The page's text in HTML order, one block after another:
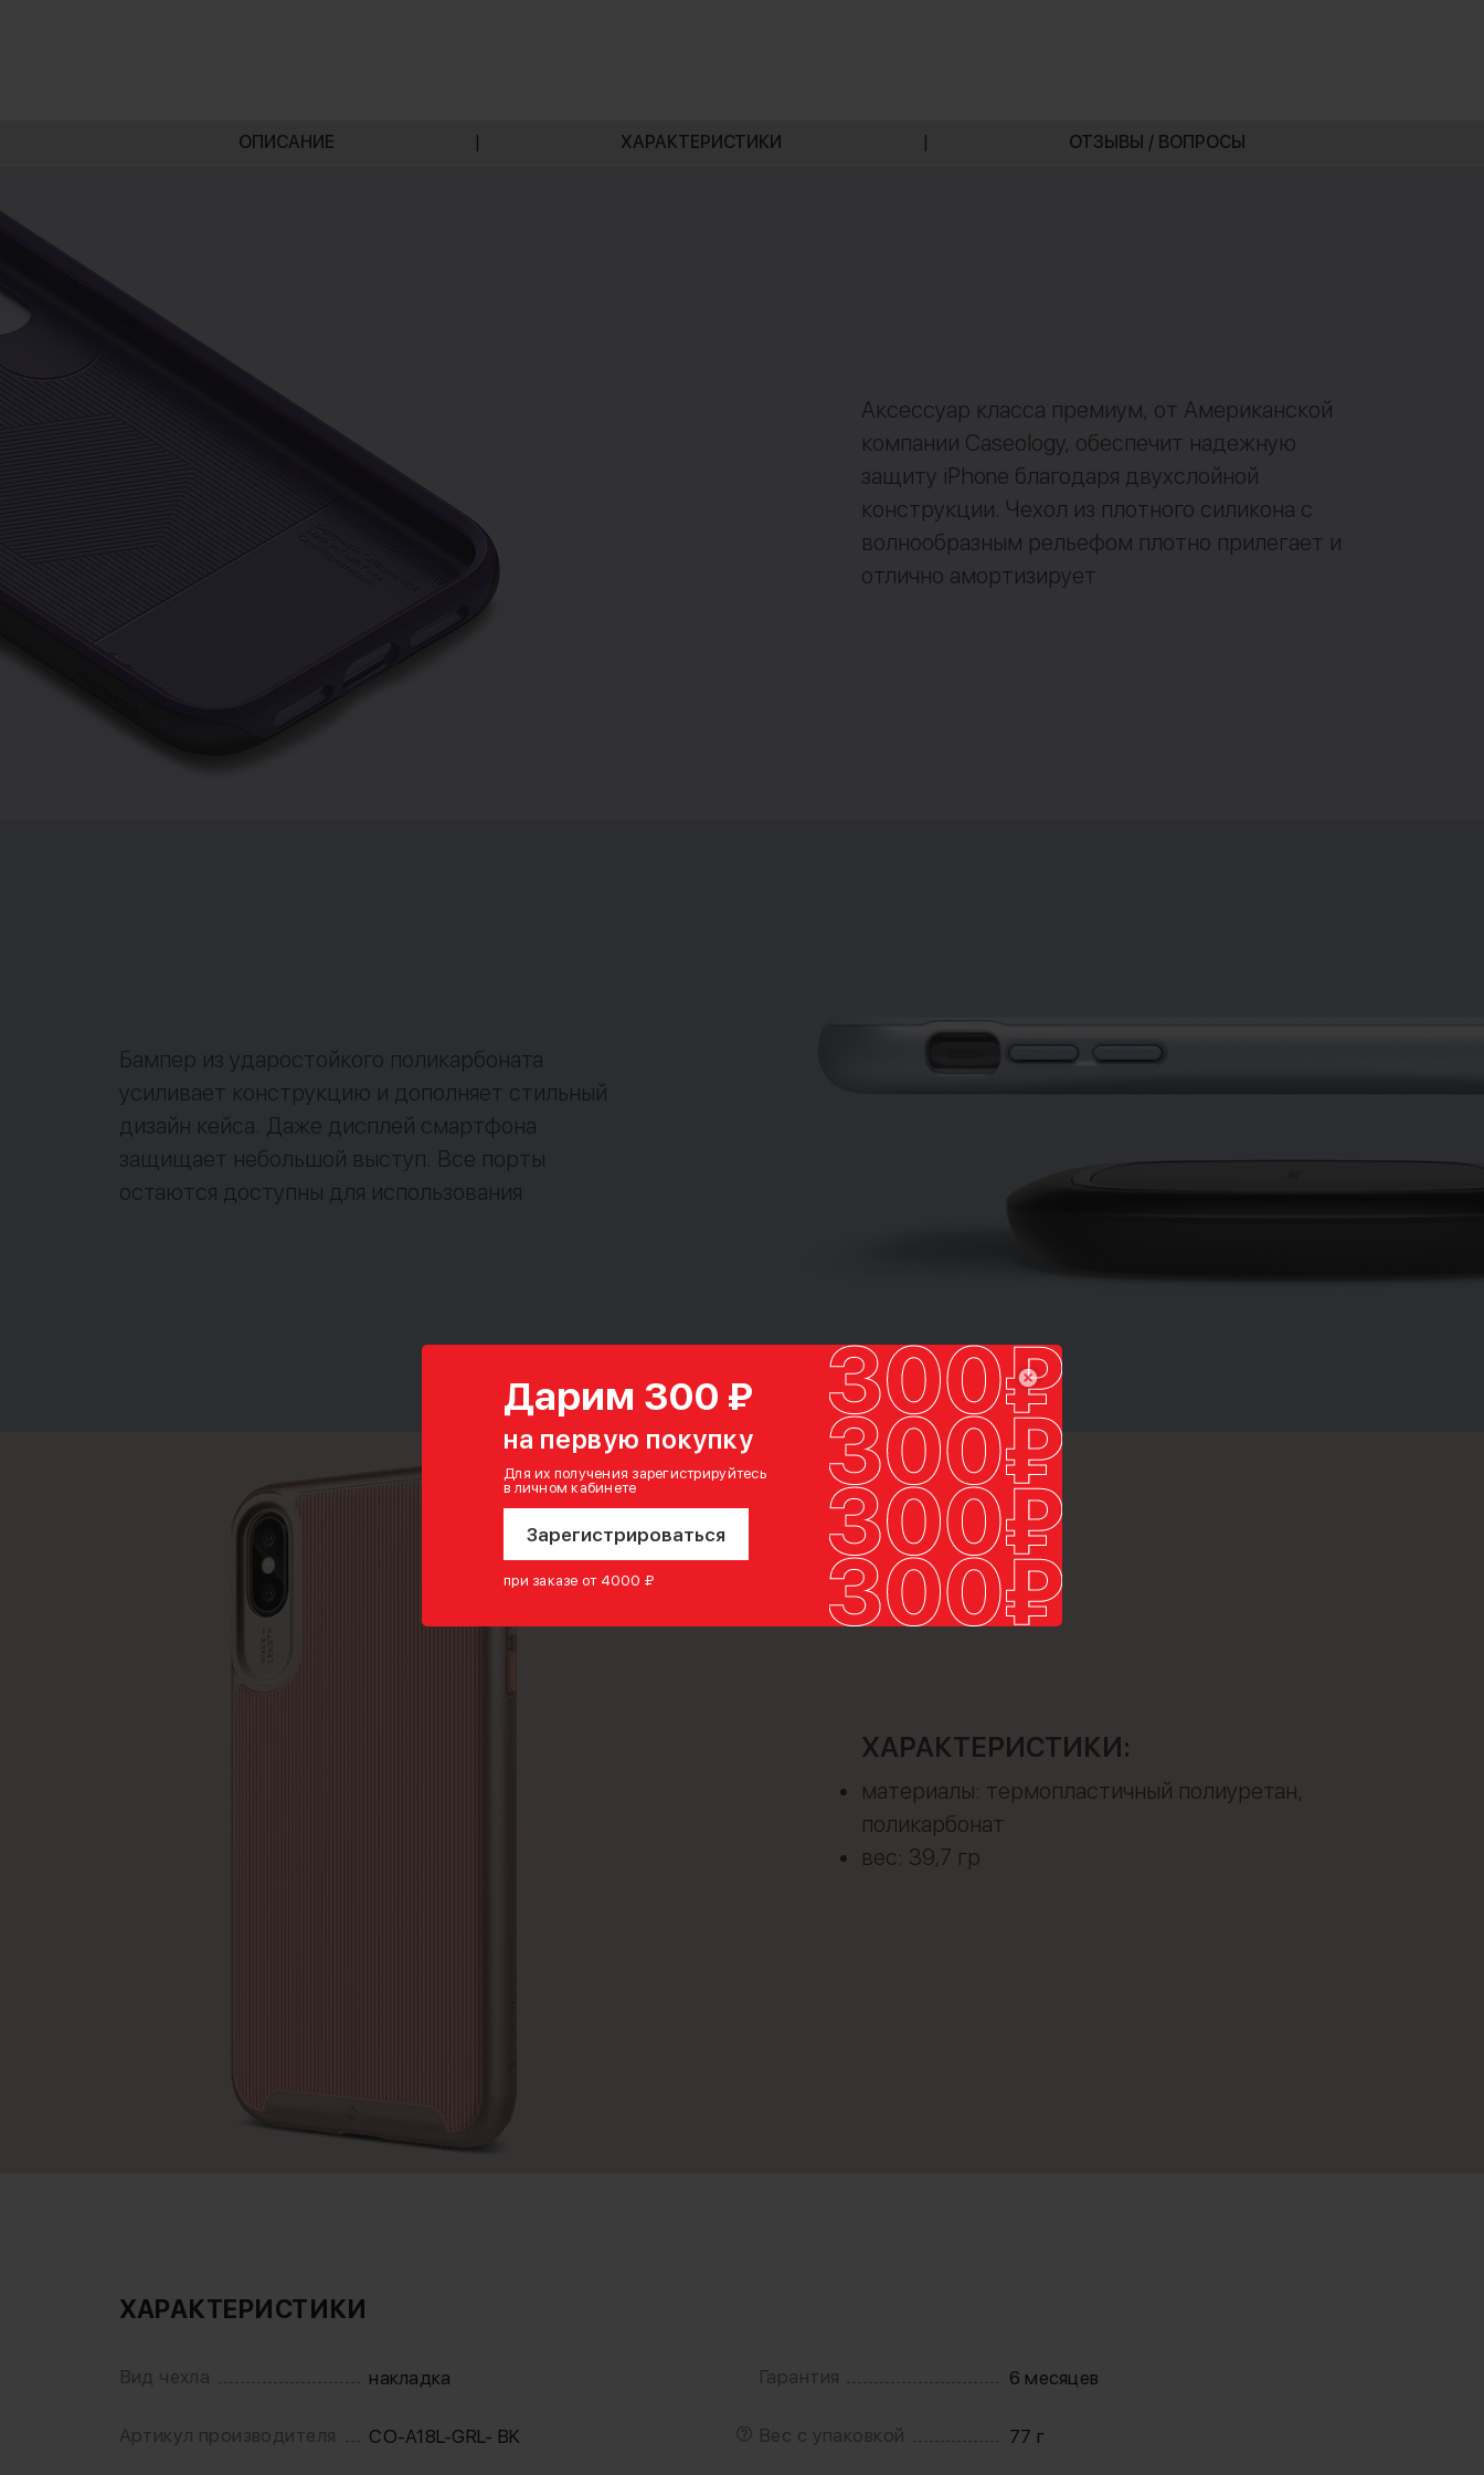
Дарим 300 ₽
на первую покупку
Для их получения зарегистрируйтесь
в личном кабинете
Зарегистрироваться
при заказе от 4000 ₽
ОПИСАНИЕ | ХАРАКТЕРИСТИКИ | ОТЗЫВЫ / ВОПРОСЫ
Аксессуар класса премиум, от Американской
компании Caseology, обеспечит надежную
защиту iPhone благодаря двухслойной
конструкции. Чехол из плотного силикона с
волнообразным рельефом плотно прилегает и
отлично амортизирует
Бампер из ударостойкого поликарбоната
усиливает конструкцию и дополняет стильный
дизайн кейса. Даже дисплей смартфона
защищает небольшой выступ. Все порты
остаются доступны для использования
ХАРАКТЕРИСТИКИ:
материалы: термопластичный полиуретан,
поликарбонат
вес: 39,7 гр
ХАРАКТЕРИСТИКИ
Вид чехла накладка
Артикул производителя CO-A18L-GRL- BK
Гарантия 6 месяцев
Вес с упаковкой 77 г